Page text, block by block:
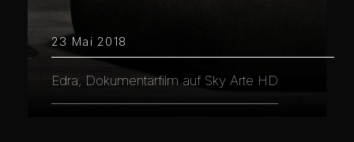
23 Mai 2018
Edra, Dokumentarfilm auf Sky Arte HD